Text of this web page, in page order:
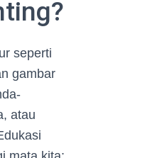
seperti
gambar
atau